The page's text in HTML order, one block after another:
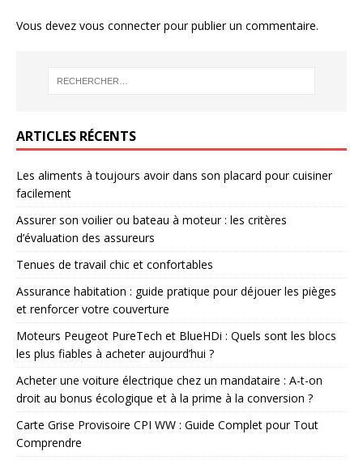
Vous devez vous connecterpour publier un commentaire.
ARTICLES RÉCENTS
Les aliments à toujours avoir dans son placard pour cuisiner
facilement
Assurer son voilier ou bateau à moteur : les critères
d’évaluation des assureurs
Tenues de travail chic et confortables
Assurance habitation : guide pratique pour déjouer les pièges
et renforcer votre couverture
Moteurs Peugeot PureTech et BlueHDi : Quels sont les blocs
les plus fiables à acheter aujourd’hui ?
Acheter une voiture électrique chez un mandataire : A-t-on
droit au bonus écologique et à la prime à la conversion ?
Carte Grise Provisoire CPI WW : Guide Complet pour Tout
Comprendre